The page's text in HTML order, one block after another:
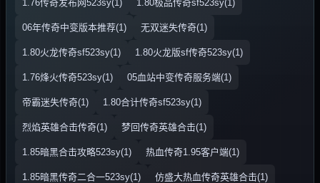
1.76传奇发布网523sy(1) 1.80极品传奇sf523sy(1)
06年传奇中变版本推荐(1) 无双迷失传奇(1)
1.80火龙传奇sf523sy(1) 1.80火龙版sf传奇523sy(1)
1.76烽火传奇523sy(1) 05血站中变传奇服务端(1)
帝霸迷失传奇(1) 1.80合计传奇sf523sy(1)
烈焰英雄合击传奇(1) 梦回传奇英雄合击(1)
1.85暗黑合击攻略523sy(1) 热血传奇1.95客户端(1)
1.85暗黑传奇二合一523sy(1) 仿盛大热血传奇英雄合击(1)